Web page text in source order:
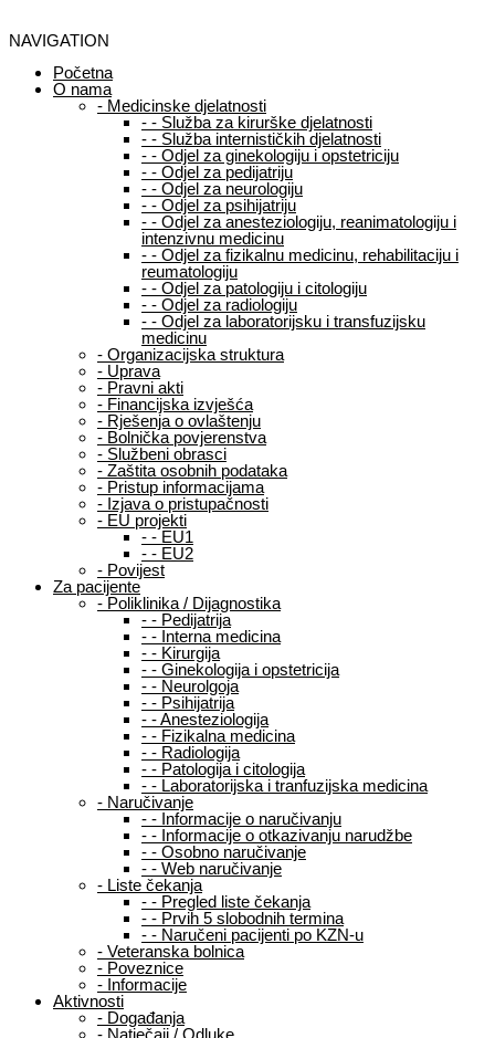
NAVIGATION
Početna
O nama
- Medicinske djelatnosti
- - Služba za kirurške djelatnosti
- - Služba internističkih djelatnosti
- - Odjel za ginekologiju i opstetriciju
- - Odjel za pedijatriju
- - Odjel za neurologiju
- - Odjel za psihijatriju
- - Odjel za anesteziologiju, reanimatologiju i
intenzivnu medicinu
- - Odjel za fizikalnu medicinu, rehabilitaciju i
reumatologiju
- - Odjel za patologiju i citologiju
- - Odjel za radiologiju
- - Odjel za laboratorijsku i transfuzijsku
medicinu
- Organizacijska struktura
- Uprava
- Pravni akti
- Financijska izvješća
- Rješenja o ovlaštenju
- Bolnička povjerenstva
- Službeni obrasci
- Zaštita osobnih podataka
- Pristup informacijama
- Izjava o pristupačnosti
- EU projekti
- - EU1
- - EU2
- Povijest
Za pacijente
- Poliklinika / Dijagnostika
- - Pedijatrija
- - Interna medicina
- - Kirurgija
- - Ginekologija i opstetricija
- - Neurolgoja
- - Psihijatrija
- -Anesteziologija
- - Fizikalna medicina
- - Radiologija
- - Patologija i citologija
- - Laboratorijska i tranfuzijska medicina
- Naručivanje
- - Informacije o naručivanju
- - Informacije o otkazivanju narudžbe
- - Osobno naručivanje
- - Web naručivanje
- Liste čekanja
- - Pregled liste čekanja
- - Prvih 5 slobodnih termina
- - Naručeni pacijenti po KZN-u
- Veteranska bolnica
- Poveznice
- Informacije
Aktivnosti
- Događanja
- Natječaji / Odluke